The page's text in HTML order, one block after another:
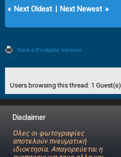
« Next Oldest | Next Newest »
View a Printable Version
Users browsing this thread: 1 Guest(s)
Disclaimer
Όλες οι φωτογραφίες
αποτελούν πνευματική
ιδιοκτησία. Απαγορεύεται η